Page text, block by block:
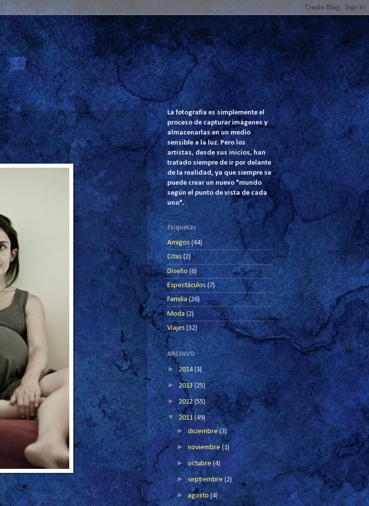
La fotografía es simplemente el
proceso de capturar imágenes y
almacenarlas en un medio
sensible a la luz. Pero los
artistas, desde sus inicios, han
tratado siempre de ir por delante
de la realidad, ya que siempre se
puede crear un nuevo "mundo
según el punto de vista de cada
uno".
Etiquetas
Amigos (44)
Citas (2)
Diseño (6)
Espectáculos (7)
Familia (26)
Moda (2)
Viajes (32)
ARCHIVO
►2014(3)
►2013(25)
►2012(55)
▼2011(49)
►diciembre(3)
►noviembre(1)
►octubre(4)
►septiembre(2)
►agosto(4)